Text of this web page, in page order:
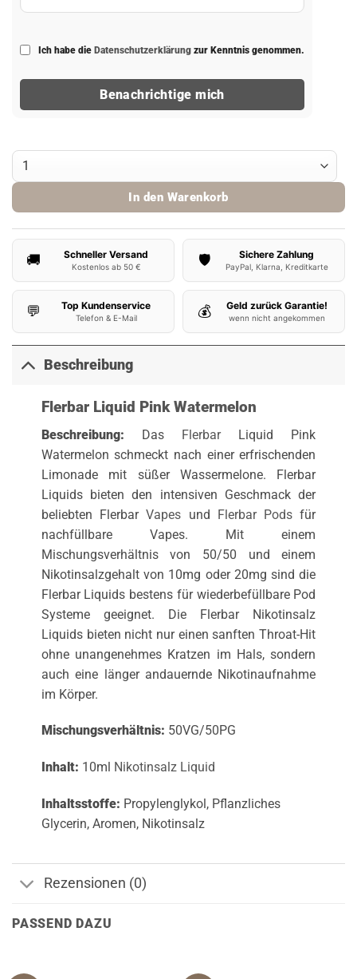
Ich habe die Datenschutzerklärung zur Kenntnis genommen.
Benachrichtige mich
Flerbar Liquid Pink Watermelon Menge
In den Warenkorb
🚚 Schneller Versand
Kostenlos ab 50 € 🛡️ Sichere Zahlung
PayPal, Klarna, Kreditkarte
💬 Top Kundenservice
Telefon & E-Mail 💰 Geld zurück Garantie!
wenn nicht angekommen
Beschreibung
Flerbar Liquid Pink Watermelon
Beschreibung: Das FlerbarLiquid Pink
Watermelon schmeckt nach einer erfrischenden
Limonade mit süßer Wassermelone. Flerbar
Liquids bieten den intensiven Geschmack der
beliebten FlerbarVapes und Flerbar Podsfür
nachfüllbare Vapes. Mit einem
Mischungsverhältnis von 50/50 und einem
Nikotinsalzgehalt von 10mg oder 20mg sind die
Flerbar Liquids bestens für wiederbefüllbare Pod
Systeme geeignet. Die Flerbar Nikotinsalz
Liquids bieten nicht nur einen sanften Throat-Hit
ohne unangenehmes Kratzen im Hals, sondern
auch eine länger andauernde Nikotinaufnahme
im Körper.
Mischungsverhältnis: 50VG/50PG
Inhalt: 10ml Nikotinsalz Liquid
Inhaltsstoffe: Propylenglykol, Pflanzliches
Glycerin, Aromen, Nikotinsalz
Rezensionen (0)
PASSEND DAZU